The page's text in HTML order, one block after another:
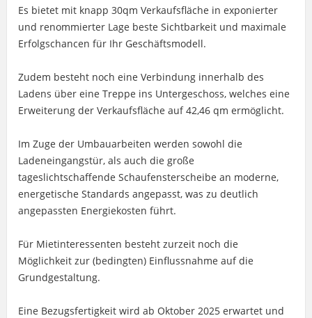
Es bietet mit knapp 30qm Verkaufsfläche in exponierter
und renommierter Lage beste Sichtbarkeit und maximale
Erfolgschancen für Ihr Geschäftsmodell.
Zudem besteht noch eine Verbindung innerhalb des
Ladens über eine Treppe ins Untergeschoss, welches eine
Erweiterung der Verkaufsfläche auf 42,46 qm ermöglicht.
Im Zuge der Umbauarbeiten werden sowohl die
Ladeneingangstür, als auch die große
tageslichtschaffende Schaufensterscheibe an moderne,
energetische Standards angepasst, was zu deutlich
angepassten Energiekosten führt.
Für Mietinteressenten besteht zurzeit noch die
Möglichkeit zur (bedingten) Einflussnahme auf die
Grundgestaltung.
Eine Bezugsfertigkeit wird ab Oktober 2025 erwartet und